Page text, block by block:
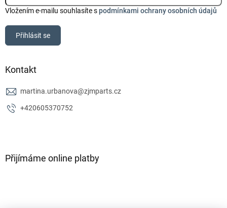
Vložením e-mailu souhlasíte spodmínkami ochrany osobních údajů
Přihlásit se
Kontakt
martina.urbanova@zjmparts.cz
+420605370752
Přijímáme online platby